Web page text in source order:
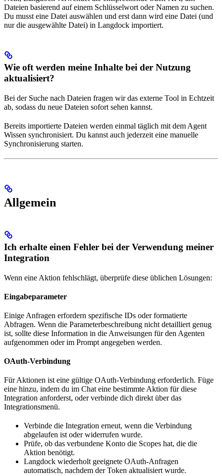
Dateien basierend auf einem Schlüsselwort oder Namen zu suchen.
Du musst eine Datei auswählen und erst dann wird eine Datei (und
nur die ausgewählte Datei) in Langdock importiert.
Wie oft werden meine Inhalte bei der Nutzung
aktualisiert?
Bei der Suche nach Dateien fragen wir das externe Tool in Echtzeit
ab, sodass du neue Dateien sofort sehen kannst.
Bereits importierte Dateien werden einmal täglich mit dem Agent
Wissen synchronisiert. Du kannst auch jederzeit eine manuelle
Synchronisierung starten.
Allgemein
Ich erhalte einen Fehler bei der Verwendung meiner
Integration
Wenn eine Aktion fehlschlägt, überprüfe diese üblichen Lösungen:
Eingabeparameter
Einige Anfragen erfordern spezifische IDs oder formatierte
Abfragen. Wenn die Parameterbeschreibung nicht detailliert genug
ist, sollte diese Information in die Anweisungen für den Agenten
aufgenommen oder im Prompt angegeben werden.
OAuth-Verbindung
Für Aktionen ist eine gültige OAuth-Verbindung erforderlich. Füge
eine hinzu, indem du im Chat eine bestimmte Aktion für diese
Integration anforderst, oder verbinde dich direkt über das
Integrationsmenü.
Verbinde die Integration erneut, wenn die Verbindung
abgelaufen ist oder widerrufen wurde.
Prüfe, ob das verbundene Konto die Scopes hat, die die
Aktion benötigt.
Langdock wiederholt geeignete OAuth-Anfragen
automatisch, nachdem der Token aktualisiert wurde.